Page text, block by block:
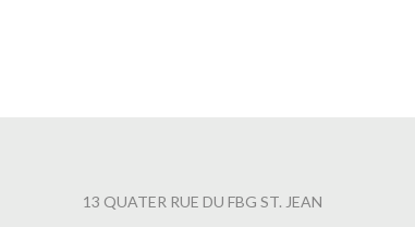
13 QUATER RUE DU FBG ST. JEAN